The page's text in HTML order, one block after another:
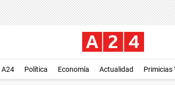
A24 Política Economía Actualidad Primicias